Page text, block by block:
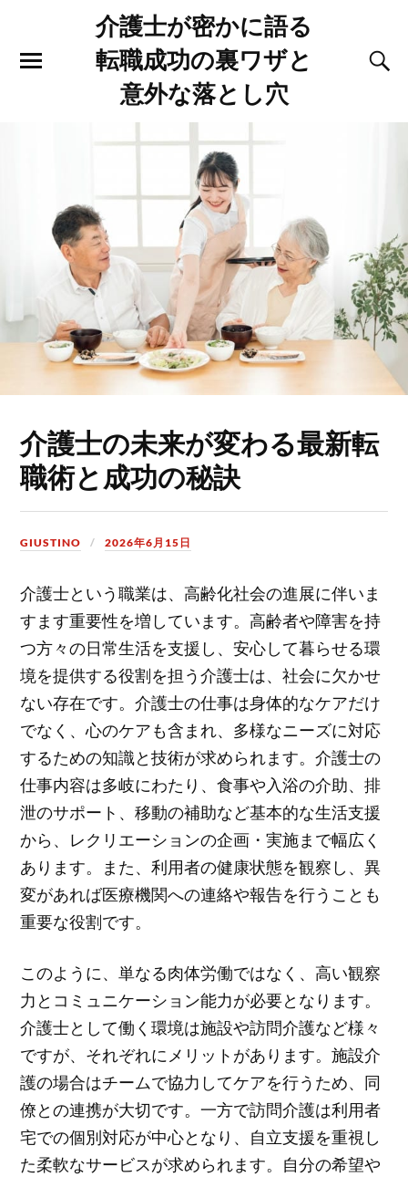
介護士が密かに語る
転職成功の裏ワザと
意外な落とし穴
介護士の未来が変わる最新転
職術と成功の秘訣
GIUSTINO 2026年6月15日
介護士という職業は、高齢化社会の進展に伴いま
すます重要性を増しています。高齢者や障害を持
つ方々の日常生活を支援し、安心して暮らせる環
境を提供する役割を担う介護士は、社会に欠かせ
ない存在です。介護士の仕事は身体的なケアだけ
でなく、心のケアも含まれ、多様なニーズに対応
するための知識と技術が求められます。介護士の
仕事内容は多岐にわたり、食事や入浴の介助、排
泄のサポート、移動の補助など基本的な生活支援
から、レクリエーションの企画・実施まで幅広く
あります。また、利用者の健康状態を観察し、異
変があれば医療機関への連絡や報告を行うことも
重要な役割です。
このように、単なる肉体労働ではなく、高い観察
力とコミュニケーション能力が必要となります。
介護士として働く環境は施設や訪問介護など様々
ですが、それぞれにメリットがあります。施設介
護の場合はチームで協力してケアを行うため、同
僚との連携が大切です。一方で訪問介護は利用者
宅での個別対応が中心となり、自立支援を重視し
た柔軟なサービスが求められます。自分の希望や